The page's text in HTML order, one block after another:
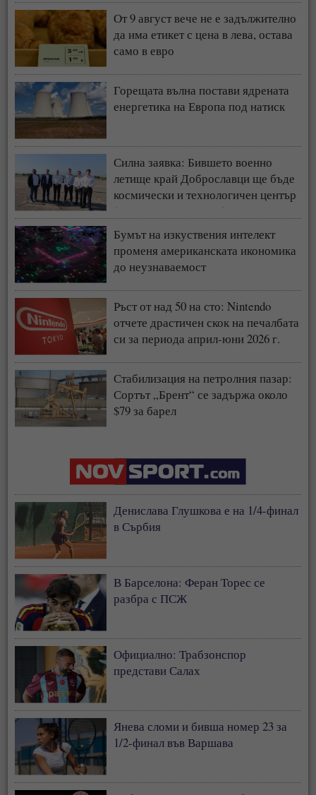
От 9 август вече не е задължително
да има етикет с цена в лева, остава
само в евро
Горещата вълна постави ядрената
енергетика на Европа под натиск
Силна заявка: Бившето военно
летище край Доброславци ще бъде
космически и технологичен център
(СНИМКИ + ВИДЕО)
Бумът на изкуствения интелект
променя американската икономика
до неузнаваемост
Ръст от над 50 на сто: Nintendo
отчете драстичен скок на печалбата
си за периода април-юни 2026 г.
Стабилизация на петролния пазар:
Сортът „Брент“ се задържа около
$79 за барел
Денислава Глушкова е на 1/4-финал
в Сърбия
В Барселона: Феран Торес се
разбра с ПСЖ
Официално: Трабзонспор
представи Салах
Янева сломи и бивша номер 23 за
1/2-финал във Варшава